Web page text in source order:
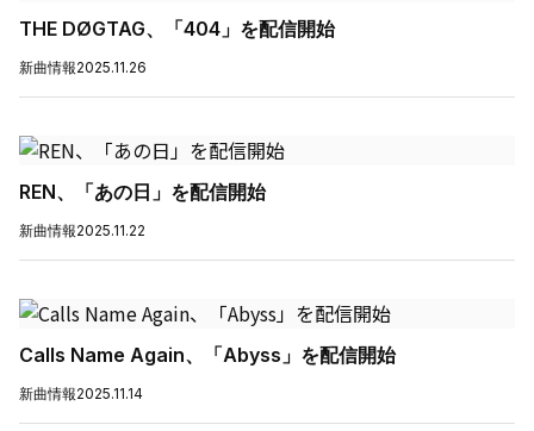
THE DØGTAG、「404」を配信開始
新曲情報2025.11.26
REN、「あの日」を配信開始
新曲情報2025.11.22
Calls Name Again、「Abyss」を配信開始
新曲情報2025.11.14